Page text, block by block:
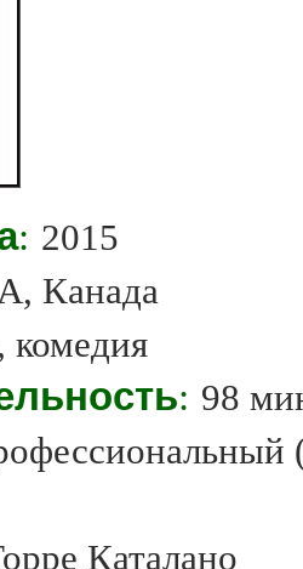
: 2015
Канада
комедия
: 98
Каталано